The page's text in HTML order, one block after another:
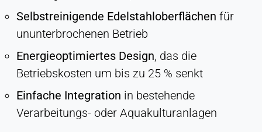
Selbstreinigende Edelstahloberflächen für
ununterbrochenen Betrieb
Energieoptimiertes Design, das die
Betriebskosten um bis zu 25 % senkt
Einfache Integration in bestehende
Verarbeitungs- oder Aquakulturanlagen